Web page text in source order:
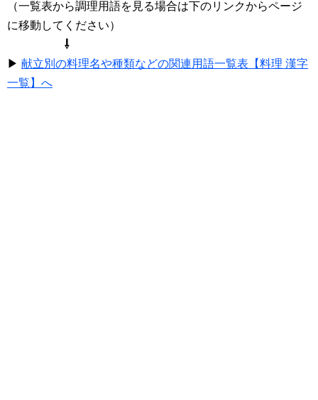
（一覧表から調理用語を見る場合は下のリンクからページ
に移動してください）
⇩
▶ 献立別の料理名や種類などの関連用語一覧表【料理 漢字
一覧】へ